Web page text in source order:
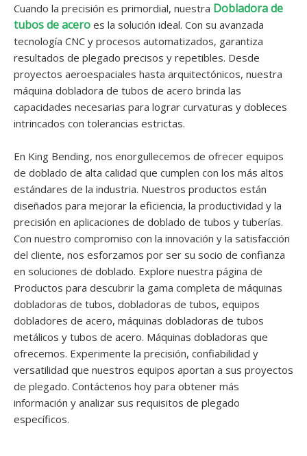
Cuando la precisión es primordial, nuestra Dobladora de
tubos de acero es la solución ideal. Con su avanzada
tecnología CNC y procesos automatizados, garantiza
resultados de plegado precisos y repetibles. Desde
proyectos aeroespaciales hasta arquitectónicos, nuestra
máquina dobladora de tubos de acero brinda las
capacidades necesarias para lograr curvaturas y dobleces
intrincados con tolerancias estrictas.
En King Bending, nos enorgullecemos de ofrecer equipos
de doblado de alta calidad que cumplen con los más altos
estándares de la industria. Nuestros productos están
diseñados para mejorar la eficiencia, la productividad y la
precisión en aplicaciones de doblado de tubos y tuberías.
Con nuestro compromiso con la innovación y la satisfacción
del cliente, nos esforzamos por ser su socio de confianza
en soluciones de doblado. Explore nuestra página de
Productos para descubrir la gama completa de máquinas
dobladoras de tubos, dobladoras de tubos, equipos
dobladores de acero, máquinas dobladoras de tubos
metálicos y tubos de acero. Máquinas dobladoras que
ofrecemos. Experimente la precisión, confiabilidad y
versatilidad que nuestros equipos aportan a sus proyectos
de plegado. Contáctenos hoy para obtener más
información y analizar sus requisitos de plegado
específicos.